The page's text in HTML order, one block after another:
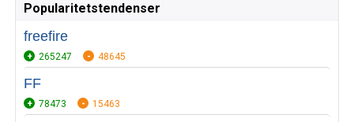
Popularitetstendenser
freefire
265247 48645
FF
78473 15463